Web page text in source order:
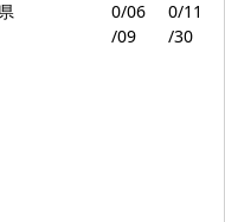
県
0/06
/09
0/11
/30